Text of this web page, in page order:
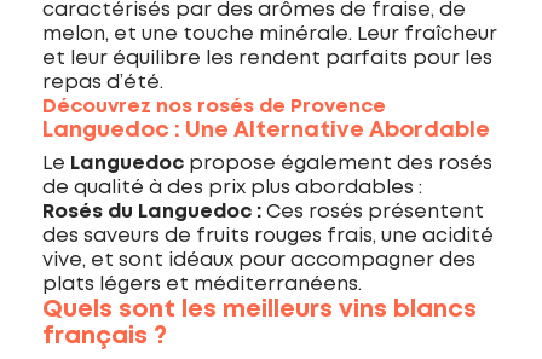
caractérisés par des arômes de fraise, de
melon, et une touche minérale. Leur fraîcheur
et leur équilibre les rendent parfaits pour les
repas d’été.
Découvrez nos rosés de Provence
Languedoc : Une Alternative Abordable
Le Languedoc propose également des rosés
de qualité à des prix plus abordables :
Rosés du Languedoc : Ces rosés présentent
des saveurs de fruits rouges frais, une acidité
vive, et sont idéaux pour accompagner des
plats légers et méditerranéens.
Quels sont les meilleurs vins blancs
français ?